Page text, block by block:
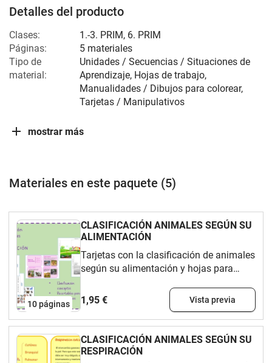
Detalles del producto
Clases:
1.-3. PRIM, 6. PRIM
Páginas:
5 materiales
Tipo de
material:
Unidades / Secuencias / Situaciones de
Aprendizaje, Hojas de trabajo,
Manualidades / Dibujos para colorear,
Tarjetas / Manipulativos
mostrar más
Materiales en este paquete (5)
10páginas
CLASIFICACIÓN ANIMALES SEGÚN SU
ALIMENTACIÓN
Tarjetas con la clasificación de animales
según su alimentación y hojas para
par preescolar y 1° y 2° de primaria.
1,95 € Vista previa
CLASIFICACIÓN ANIMALES SEGÚN SU
RESPIRACIÓN